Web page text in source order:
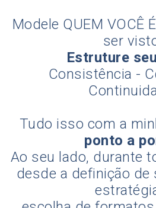
Modele QUEM VOCÊ
ser
Estruture
Consistência -
Tudo isso com a
ponto a
Ao seu lado, durante
desde a definição de